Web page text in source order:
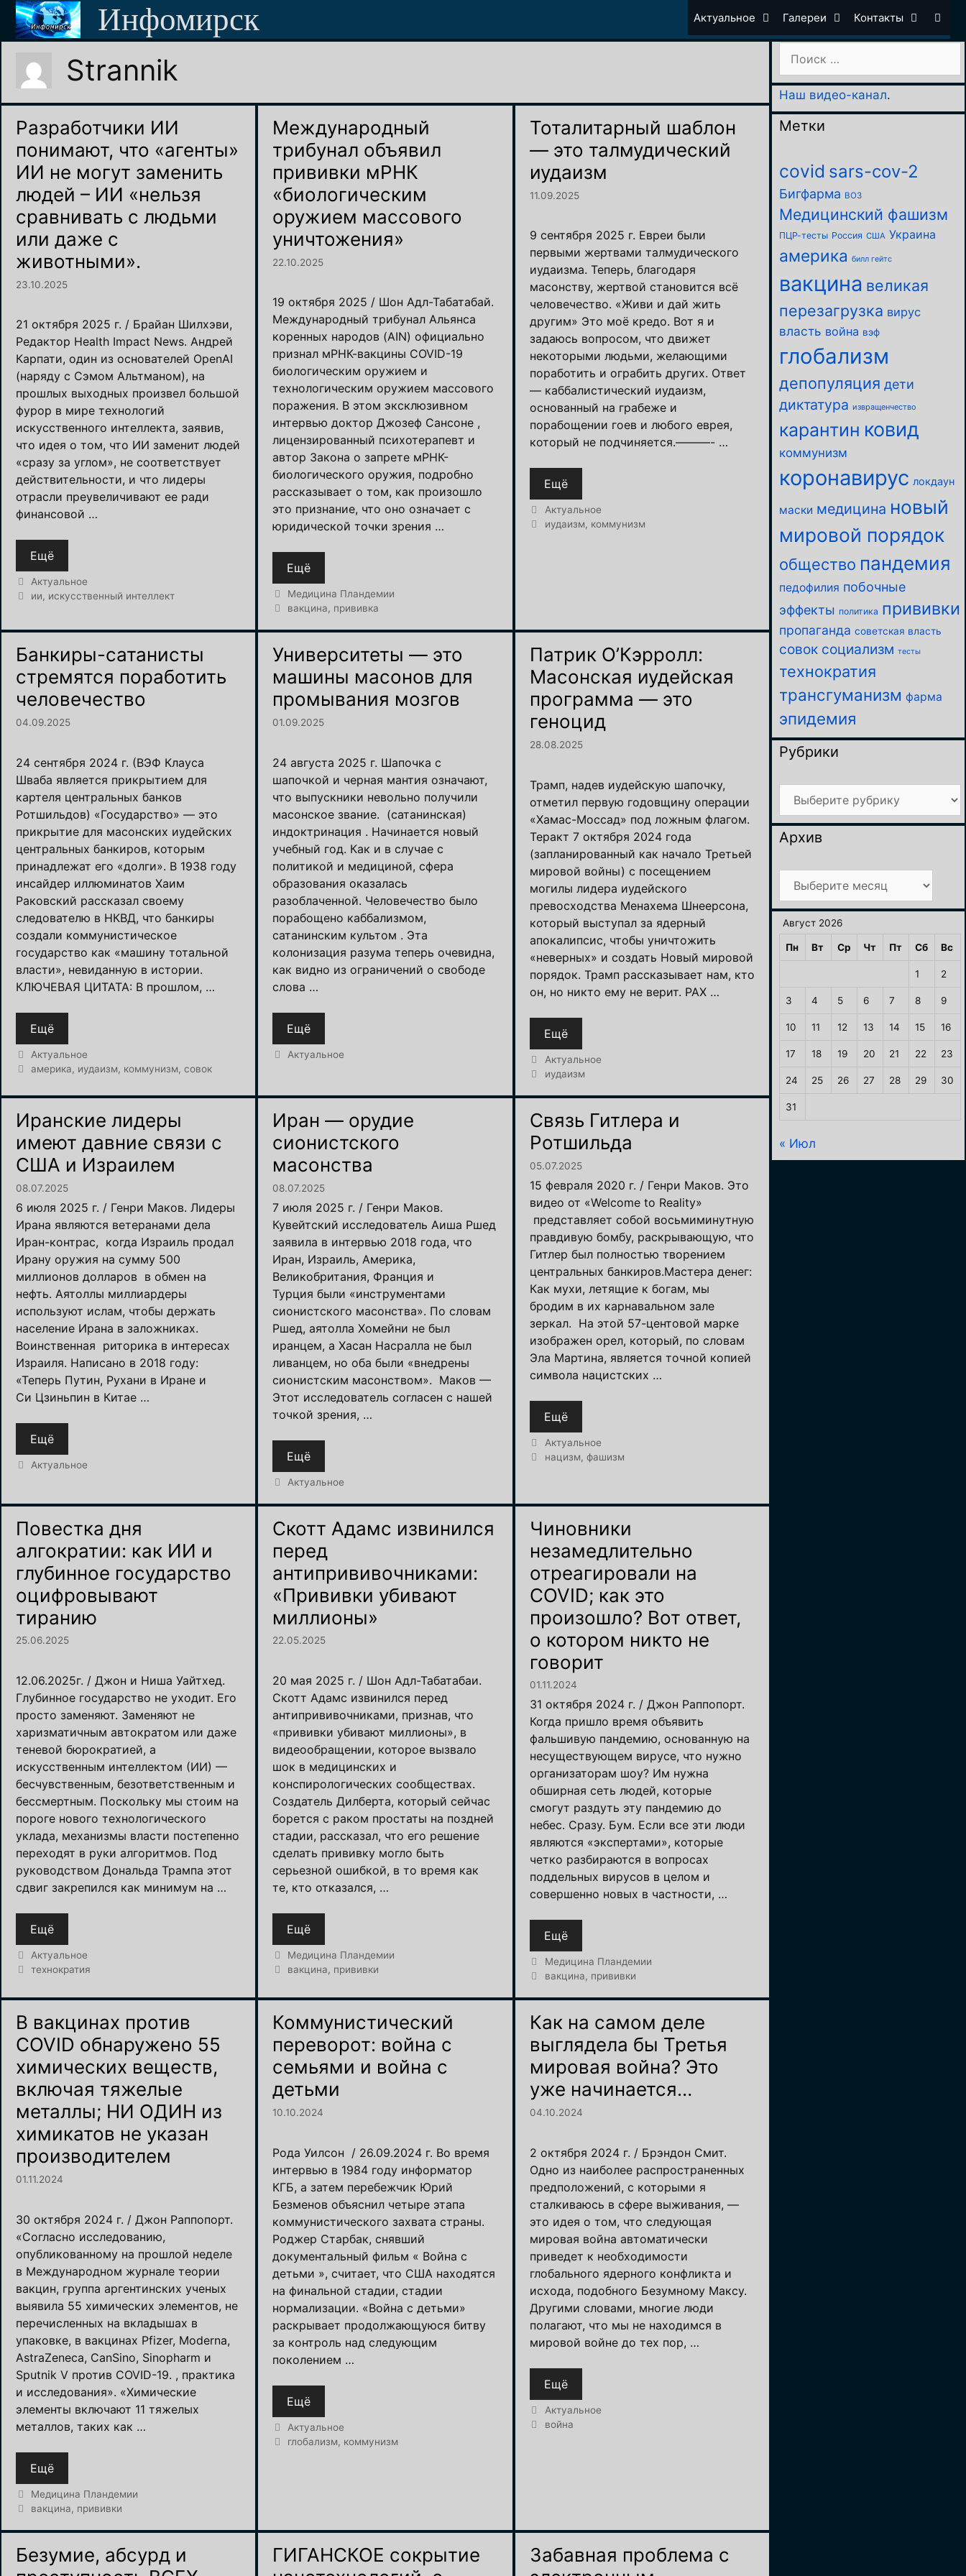
Перейти
содержимому
Инфомирск Актуальное Галереи Контакты
Strannik
Разработчики ИИ
понимают, что «агенты»
ИИ не могут заменить
людей – ИИ «нельзя
сравнивать с людьми
или даже с
животными».
23.10.2025
21 октября 2025 г. / Брайан Шилхэви,
Редактор Health Impact News. Андрей
Карпати, один из основателей OpenAI
(наряду с Сэмом Альтманом), на
прошлых выходных произвел большой
фурор в мире технологий
искусственного интеллекта, заявив,
что идея о том, что ИИ заменит людей
«сразу за углом», не соответствует
действительности, и что лидеры
отрасли преувеличивают ее ради
финансовой …
Ещё
Рубрики
Актуальное
Метки
ии, искусственный интеллект
Международный
трибунал объявил
прививки мРНК
«биологическим
оружием массового
уничтожения»
22.10.2025
19 октября 2025 / Шон Адл-Табатабай.
Международный трибунал Альянса
коренных народов (AIN) официально
признал мРНК-вакцины COVID-19
биологическим оружием и
технологическим оружием массового
поражения. В этом эксклюзивном
интервью доктор Джозеф Сансоне ,
лицензированный психотерапевт и
автор Закона о запрете мРНК-
биологического оружия, подробно
рассказывает о том, как произошло
это признание, что оно означает с
юридической точки зрения …
Ещё
Рубрики
Медицина Пландемии
Метки
вакцина, прививка
Тоталитарный шаблон
— это талмудический
иудаизм
11.09.2025
9 сентября 2025 г. Евреи были
первыми жертвами талмудического
иудаизма. Теперь, благодаря
масонству, жертвой становится всё
человечество. «Живи и дай жить
другим» Это моё кредо. Вот я и
задаюсь вопросом, что движет
некоторыми людьми, желающими
поработить и ограбить других. Ответ
— каббалистический иудаизм,
основанный на грабеже и
порабощении гоев и любого еврея,
который не подчиняется.———- …
Ещё
Рубрики
Актуальное
Метки
иудаизм, коммунизм
Банкиры-сатанисты
стремятся поработить
человечество
04.09.2025
24 сентября 2024 г. (ВЭФ Клауса
Шваба является прикрытием для
картеля центральных банков
Ротшильдов) «Государство» — это
прикрытие для масонских иудейских
центральных банкиров, которым
принадлежат его «долги». В 1938 году
инсайдер иллюминатов Хаим
Раковский рассказал своему
следователю в НКВД, что банкиры
создали коммунистическое
государство как «машину тотальной
власти», невиданную в истории.
КЛЮЧЕВАЯ ЦИТАТА: В прошлом, …
Ещё
Рубрики
Актуальное
Метки
америка, иудаизм, коммунизм,совок
Университеты — это
машины масонов для
промывания мозгов
01.09.2025
24 августа 2025 г. Шапочка с
шапочкой и черная мантия означают,
что выпускники невольно получили
масонское звание. (сатанинская)
индоктринация . Начинается новый
учебный год. Как и в случае с
политикой и медициной, сфера
образования оказалась
разоблаченной. Человечество было
порабощено каббализмом,
сатанинским культом . Эта
колонизация разума теперь очевидна,
как видно из ограничений о свободе
слова …
Ещё
Рубрики
Актуальное
Патрик О’Кэрролл:
Масонская иудейская
программа — это
геноцид
28.08.2025
Трамп, надев иудейскую шапочку,
отметил первую годовщину операции
«Хамас-Моссад» под ложным флагом.
Теракт 7 октября 2024 года
(запланированный как начало Третьей
мировой войны) с посещением
могилы лидера иудейского
превосходства Менахема Шнеерсона,
который выступал за ядерный
апокалипсис, чтобы уничтожить
«неверных» и создать Новый мировой
порядок. Трамп рассказывает нам, кто
он, но никто ему не верит. PAX …
Ещё
Рубрики
Актуальное
Метки
иудаизм
Иранские лидеры
имеют давние связи с
США и Израилем
08.07.2025
6 июля 2025 г. / Генри Маков. Лидеры
Ирана являются ветеранами дела
Иран-контрас, когда Израиль продал
Ирану оружия на сумму 500
миллионов долларов в обмен на
нефть. Аятоллы миллиардеры
используют ислам, чтобы держать
население Ирана в заложниках.
Воинственная риторика в интересах
Израиля. Написано в 2018 году:
«Теперь Путин, Рухани в Иране и
Си Цзиньпин в Китае …
Ещё
Рубрики
Актуальное
Иран — орудие
сионистского
масонства
08.07.2025
7 июля 2025 г. / Генри Маков.
Кувейтский исследователь Аиша Ршед
заявила в интервью 2018 года, что
Иран, Израиль, Америка,
Великобритания, Франция и
Турция были «инструментами
сионистского масонства». По словам
Ршед, аятолла Хомейни не был
иранцем, а Хасан Насралла не был
ливанцем, но оба были «внедрены
сионистским масонством». Маков —
Этот исследователь согласен с нашей
точкой зрения, …
Ещё
Рубрики
Актуальное
Связь Гитлера и
Ротшильда
05.07.2025
15 февраля 2020 г. / Генри Маков. Это
видео от «Welcome to Reality»
представляет собой восьмиминутную
правдивую бомбу, раскрывающую, что
Гитлер был полностью творением
центральных банкиров.Мастера денег:
Как мухи, летящие к богам, мы
бродим в их карнавальном зале
зеркал. На этой 57-центовой марке
изображен орел, который, по словам
Эла Мартина, является точной копией
символа нацистских …
Ещё
Рубрики
Актуальное
Метки
нацизм, фашизм
Повестка дня
алгократии: как ИИ и
глубинное государство
оцифровывают
тиранию
25.06.2025
12.06.2025г. / Джон и Ниша Уайтхед.
Глубинное государство не уходит. Его
просто заменяют. Заменяют не
харизматичным автократом или даже
теневой бюрократией, а
искусственным интеллектом (ИИ) —
бесчувственным, безответственным и
бессмертным. Поскольку мы стоим на
пороге нового технологического
уклада, механизмы власти постепенно
переходят в руки алгоритмов. Под
руководством Дональда Трампа этот
сдвиг закрепился как минимум на …
Ещё
Рубрики
Актуальное
Метки
технократия
Скотт Адамс извинился
перед
антипрививочниками:
«Прививки убивают
миллионы»
22.05.2025
20 мая 2025 г. / Шон Адл-Табатабаи.
Скотт Адамс извинился перед
антипрививочниками, признав, что
«прививки убивают миллионы», в
видеообращении, которое вызвало
шок в медицинских и
конспирологических сообществах.
Создатель Дилберта, который сейчас
борется с раком простаты на поздней
стадии, рассказал, что его решение
сделать прививку могло быть
серьезной ошибкой, в то время как
те, кто отказался, …
Ещё
Рубрики
Медицина Пландемии
Метки
вакцина, прививки
Чиновники
незамедлительно
отреагировали на
COVID; как это
произошло? Вот ответ,
о котором никто не
говорит
01.11.2024
31 октября 2024 г. / Джон Раппопорт.
Когда пришло время объявить
фальшивую пандемию, основанную на
несуществующем вирусе, что нужно
организаторам шоу? Им нужна
обширная сеть людей, которые
смогут раздуть эту пандемию до
небес. Сразу. Бум. Если все эти люди
являются «экспертами», которые
четко разбираются в вопросах
поддельных вирусов в целом и
совершенно новых в частности, …
Ещё
Рубрики
Медицина Пландемии
Метки
вакцина, прививки
В вакцинах против
COVID обнаружено 55
химических веществ,
включая тяжелые
металлы; НИ ОДИН из
химикатов не указан
производителем
01.11.2024
30 октября 2024 г. / Джон Раппопорт.
«Согласно исследованию,
опубликованному на прошлой неделе
в Международном журнале теории
вакцин, группа аргентинских ученых
выявила 55 химических элементов, не
перечисленных на вкладышах в
упаковке, в вакцинах Pfizer, Moderna,
AstraZeneca, CanSino, Sinopharm и
Sputnik V против COVID-19. , практика
и исследования». «Химические
элементы включают 11 тяжелых
металлов, таких как …
Ещё
Рубрики
Медицина Пландемии
Метки
вакцина, прививки
Коммунистический
переворот: война с
семьями и война с
детьми
10.10.2024
Рода Уилсон ​ / 26.09.2024 г. Во время
интервью в 1984 году информатор
КГБ, а затем перебежчик Юрий
Безменов объяснил четыре этапа
коммунистического захвата страны.
Роджер Старбак, снявший
документальный фильм « Война с
детьми », считает, что США находятся
на финальной стадии, стадии
нормализации. «Война с детьми»
раскрывает продолжающуюся битву
за контроль над следующим
поколением …
Ещё
Рубрики
Актуальное
Метки
глобализм, коммунизм
Как на самом деле
выглядела бы Третья
мировая война? Это
уже начинается…
04.10.2024
2 октября 2024 г. / Брэндон Смит.
Одно из наиболее распространенных
предположений, с которыми я
сталкиваюсь в сфере выживания, —
это идея о том, что следующая
мировая война автоматически
приведет к необходимости
глобального ядерного конфликта и
исхода, подобного Безумному Максу.
Другими словами, многие люди
полагают, что мы не находимся в
мировой войне до тех пор, …
Ещё
Рубрики
Актуальное
Метки
война
Безумие, абсурд и
ГИГАНСКОЕ сокрытие
Забавная проблема с
Наш видео-канал.
Метки
covid sars-cov-2
Бигфарма ВОЗ
Медицинский фашизм
ПЦР-тесты Россия США Украина
америка билл гейтс
вакцина великая
перезагрузка вирус
власть война вэф
глобализм
депопуляция дети
диктатура извращенчество
карантин ковид
коммунизм
коронавирус локдаун
маски медицина новый
мировой порядок
общество пандемия
педофилия побочные
эффекты политика прививки
пропаганда советская власть
совок социализм тесты
технократия
трансгуманизм фарма
эпидемия
Рубрики
Рубрики
Архив
Архив
Август 2026
Пн Вт Ср Чт Пт Сб Вс
1 2
3 4 5 6 7 8 9
10 11 12 13 14 15 16
17 18 19 20 21 22 23
24 25 26 27 28 29 30
31
« Июл